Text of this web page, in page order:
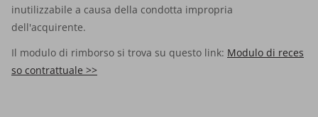
inutilizzabile a causa della condotta impropria
dell'acquirente.
Il modulo di rimborso si trova su questo link: Modulo di reces
so contrattuale >>